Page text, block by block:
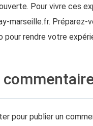
Pour vivre ces
marseille.fr. Préparez-
rendre votre
pour publier un